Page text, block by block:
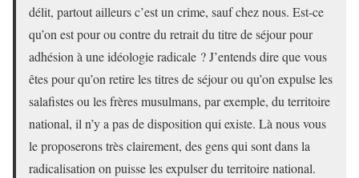
délit, partout ailleurs c’est un crime, sauf chez nous. Est-ce
qu’on est pour ou contre du retrait du titre de séjour pour
adhésion à une idéologie radicale ? J’entends dire que vous
êtes pour qu’on retire les titres de séjour ou qu’on expulse les
salafistes ou les frères musulmans, par exemple, du territoire
national, il n’y a pas de disposition qui existe. Là nous vous
le proposerons très clairement, des gens qui sont dans la
radicalisation on puisse les expulser du territoire national.